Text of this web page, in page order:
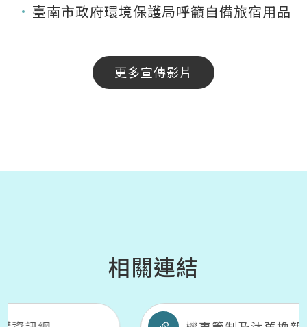
臺南市政府環境保護局呼籲自備旅宿用品
更多宣傳影片
相關連結